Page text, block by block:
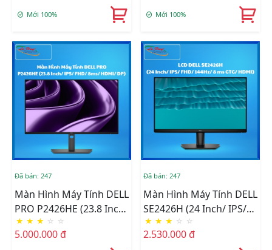
Mới 100% Mới 100%
Đã bán: 247
Màn Hình Máy Tính DELL
PRO P2426HE (23.8 Inch/
IPS/ FHD/ 8ms/ HDMI/
DP)
★ ★ ★ ☆ ☆
5.000.000 đ
Đã bán: 247
Màn Hình Máy Tính DELL
SE2426H (24 Inch/ IPS/
FHD/ 144Hz/ 8 Ms GTG/
HDMI)
★ ★ ★ ☆ ☆
2.530.000 đ